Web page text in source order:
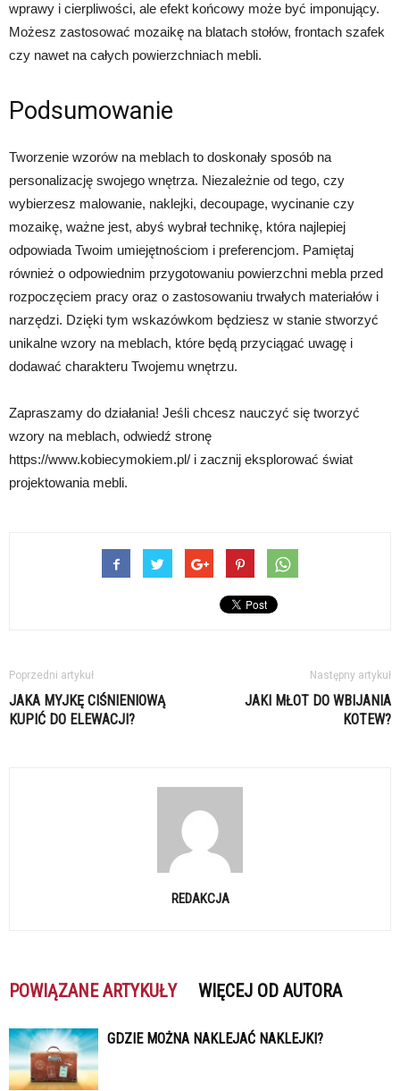
wprawy i cierpliwości, ale efekt końcowy może być imponujący.
Możesz zastosować mozaikę na blatach stołów, frontach szafek
czy nawet na całych powierzchniach mebli.
Podsumowanie
Tworzenie wzorów na meblach to doskonały sposób na
personalizację swojego wnętrza. Niezależnie od tego, czy
wybierzesz malowanie, naklejki, decoupage, wycinanie czy
mozaikę, ważne jest, abyś wybrał technikę, która najlepiej
odpowiada Twoim umiejętnościom i preferencjom. Pamiętaj
również o odpowiednim przygotowaniu powierzchni mebla przed
rozpoczęciem pracy oraz o zastosowaniu trwałych materiałów i
narzędzi. Dzięki tym wskazówkom będziesz w stanie stworzyć
unikalne wzory na meblach, które będą przyciągać uwagę i
dodawać charakteru Twojemu wnętrzu.
Zapraszamy do działania! Jeśli chcesz nauczyć się tworzyć
wzory na meblach, odwiedź stronę
https://www.kobiecymokiem.pl/ i zacznij eksplorować świat
projektowania mebli.
Poprzedni artykuł
JAKA MYJKĘ CIŚNIENIOWĄ
KUPIĆ DO ELEWACJI?
Następny artykuł
JAKI MŁOT DO WBIJANIA
KOTEW?
REDAKCJA
POWIĄZANE ARTYKUŁY WIĘCEJ OD AUTORA
GDZIE MOŻNA NAKLEJAĆ NAKLEJKI?